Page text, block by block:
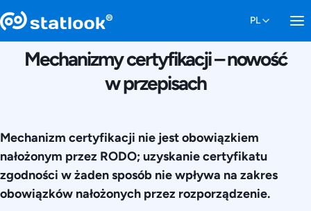
13 KWIETNIA 2018
Mechanizmy certyfikacji – nowość
w przepisach
Mechanizm certyfikacji nie jest obowiązkiem
nałożonym przez RODO; uzyskanie certyfikatu
zgodności w żaden sposób nie wpływa na zakres
obowiązków nałożonych przez rozporządzenie.